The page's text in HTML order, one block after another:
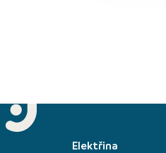
Elektřina